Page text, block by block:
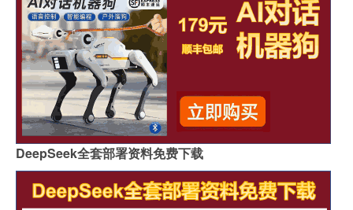
DeepSeek全套部署资料免费下载